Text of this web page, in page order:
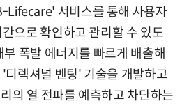
Lifecare' 서비스를 통해 사용자
으로 확인하고 관리할 수 있도
폭발 에너지를 빠르게 배출해
디렉셔널 벤팅' 기술을 개발하고
의 열 전파를 예측하고 차단하는